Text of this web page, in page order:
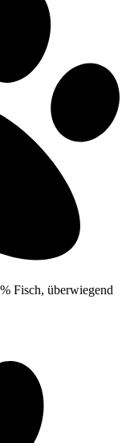
Fisch, überwiegend